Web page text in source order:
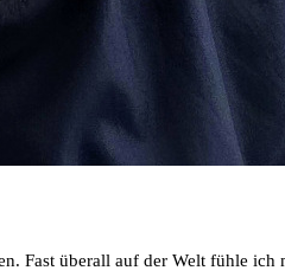
Fast überall auf der Welt fühle